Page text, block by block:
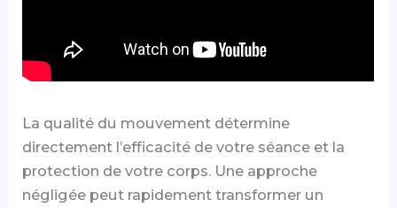
La qualité du mouvement détermine
directement l’efficacité de votre séance et la
protection de votre corps. Une approche
négligée peut rapidement transformer un